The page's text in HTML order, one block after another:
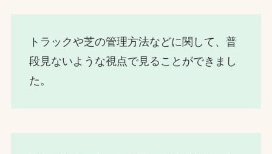
トラックや芝の管理方法などに関して、普
段見ないような視点で見ることができまし
た。